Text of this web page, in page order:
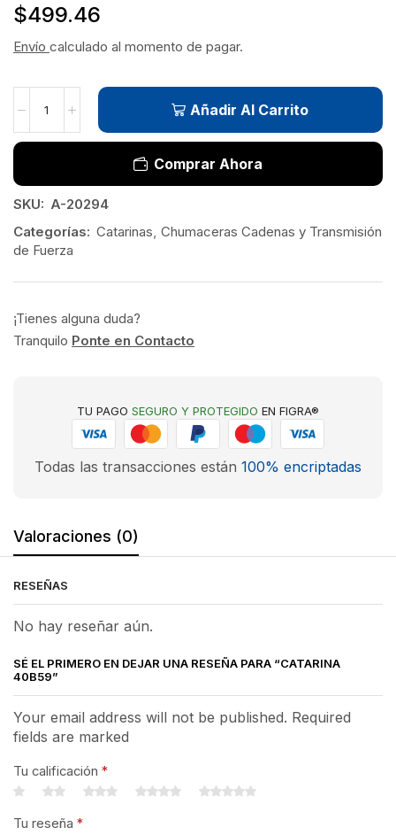
$499.46
Envío calculado al momento de pagar.
Añadir Al Carrito
Comprar Ahora
SKU: A-20294
Categorías: Catarinas, Chumaceras Cadenas y Transmisión
de Fuerza
¡Tienes alguna duda?
Tranquilo Ponte en Contacto
TU PAGO SEGURO Y PROTEGIDO EN FIGRA®
Todas las transacciones están 100% encriptadas
Valoraciones (0)
RESEÑAS
No hay reseñar aún.
SÉ EL PRIMERO EN DEJAR UNA RESEÑA PARA “CATARINA
40B59”
Your email address will not be published. Required
fields are marked
Tu calificación *
Tu reseña *